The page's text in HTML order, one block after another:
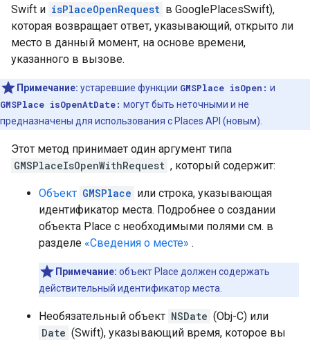
Swift и isPlaceOpenRequest в GooglePlacesSwift),
которая возвращает ответ, указывающий, открыто ли
место в данный момент, на основе времени,
указанного в вызове.
Примечание: устаревшие функции GMSPlace isOpen: и
GMSPlace isOpenAtDate: могут быть неточными и не
предназначены для использования с Places API (новым).
Этот метод принимает один аргумент типа
GMSPlaceIsOpenWithRequest , который содержит:
Объект GMSPlace или строка, указывающая
идентификатор места. Подробнее о создании
объекта Place с необходимыми полями см. в
разделе «Сведения о месте» .
Примечание: объект Place должен содержать
действительный идентификатор места.
Необязательный объект NSDate (Obj-C) или
Date (Swift), указывающий время, которое вы